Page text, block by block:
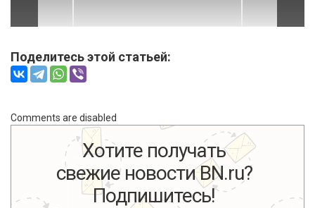
Поделитесь этой статьей:
Comments are disabled
Хотите получать
свежие новости BN.ru?
Подпишитесь!